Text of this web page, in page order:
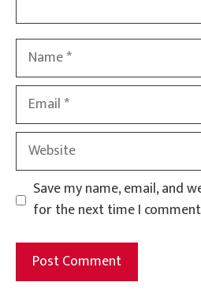
Name
Email
Website
Save my name, email, and
for the next time I